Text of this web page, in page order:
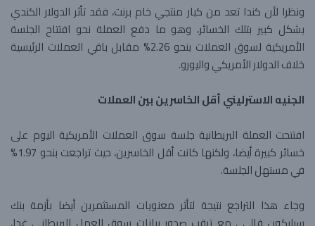
ونظرا لأن كندا تعد من كبار منتجي خام برنت، فقد تأثر الدولار الكندي
بشكل كبير بتلك الخسائر، وهو ما دفع العملة نحو افتتاح الجلسة
الأمريكية لسوق العملات بنحو 2.26% مقابل باقي العملات الرئيسية
خلاف الدولار الأمريكي واليورو.
الجنيه الاسترليني أقل الخاسرين بين العملات
افتتحت العملة البريطانية جلسة سوق العملات الأمريكية اليوم على
خسائر كبيرة أيضا، ولكنها كانت أقل الخاسرين، حيث تراجعت بنحو 1.97%
في مستهل الجلسة.
وجاء هذا التراجع نتيجة لتأثر معنويات المستثمرين أيضا بأزمة بنك